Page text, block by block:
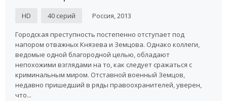
HD 40 серий Россия, 2013
Городская преступность постепенно отступает под
напором отважных Князева и Земцова. Однако коллеги,
ведомые одной благородной целью, обладают
непохожими взглядами на то, как следует сражаться с
криминальным миром. Отставной военный Земцов,
недавно пришедший в ряды правоохранителей, уверен,
что...